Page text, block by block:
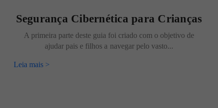
Segurança Cibernética para Crianças
A primeira parte deste guia foi criado com o objetivo de
ajudar pais e filhos a navegar pelo vasto...
Leia mais >